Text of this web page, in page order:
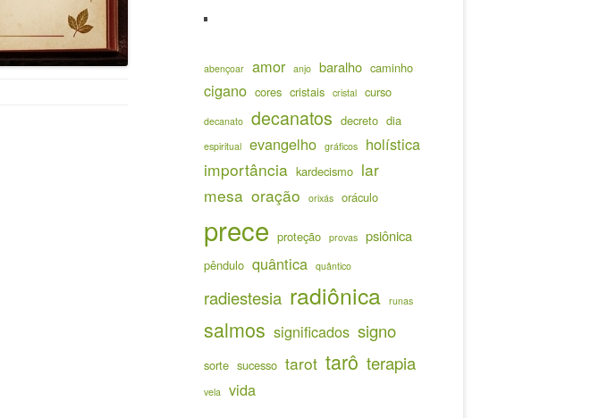
abençoar amor anjo baralho caminho
cigano cores cristais cristal curso
decanato decanatos decreto dia
espiritual evangelho gráficos holística
importância kardecismo lar
mesa oração orixás oráculo
prece proteção provas psiônica
pêndulo quântica quântico
radiestesia radiônica runas
salmos significados signo
sorte sucesso tarot tarô terapia
vela vida